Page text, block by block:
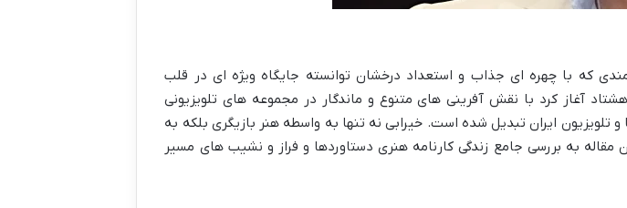
که با چهره ای جذاب و استعداد درخشان توانسته جایگاه ویژه ای در قلب
آغاز کرد با نقش آفرینی های متنوع و ماندگار در مجموعه های تلویزیونی
ایران تبدیل شده است. خیرابی نه تنها به واسطه هنر بازیگری بلکه به
به بررسی جامع زندگی کارنامه هنری دستاوردها و فراز و نشیب های مسیر